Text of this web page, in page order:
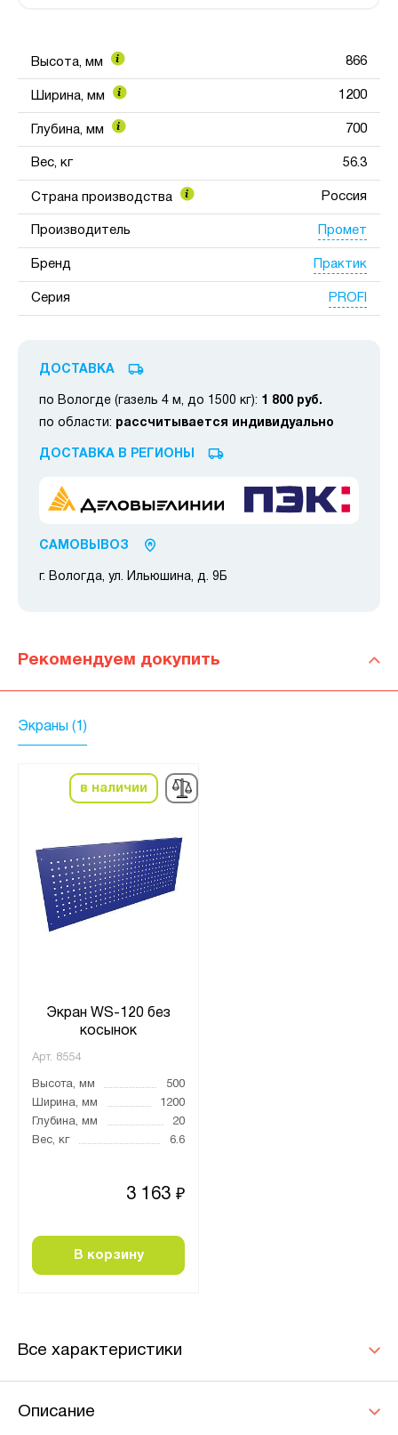
Высота, мм 866
Ширина, мм 1200
Глубина, мм 700
Вес, кг 56.3
Страна производства Россия
Производитель Промет
Бренд Практик
Серия PROFI
ДОСТАВКА
по Вологде (газель 4 м, до 1500 кг): 1 800 руб.
по области: рассчитывается индивидуально
ДОСТАВКА В РЕГИОНЫ
САМОВЫВОЗ
г. Вологда, ул. Ильюшина, д. 9Б
Рекомендуем докупить
Экраны (1)
в наличии
Экран WS-120 без
косынок
Арт. 8554
Высота, мм
500
Ширина, мм
1200
Глубина, мм
20
Вес, кг
6.6
3 163 ₽
В корзину
Все характеристики
Описание